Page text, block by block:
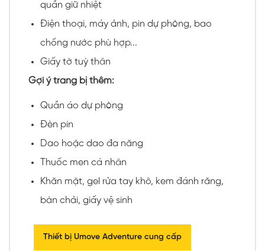
quần giữ nhiệt
Điện thoại, máy ảnh, pin dự phòng, bao
chống nước phù hợp...
Giấy tờ tuỳ thân
Gợi ý trang bị thêm:
Quần áo dự phòng
Đèn pin
Dao hoặc dao đa năng
Thuốc men cá nhân
Khăn mặt, gel rửa tay khô, kem đánh răng,
bàn chải, giấy vệ sinh
Thiết bị Umove Adventure cung cấp